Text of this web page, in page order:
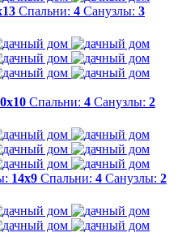
Спальни: 4 Санузлы: 3
Спальни: 4 Санузлы: 2
14х9 Спальни: 4 Санузлы: 2